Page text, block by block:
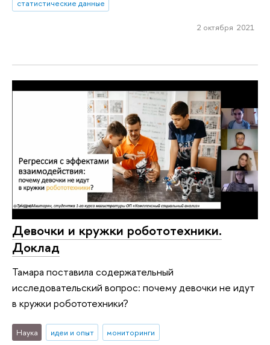
статистические данные
2 октября 2021
Девочки и кружки робототехники.
Доклад
Тамара поставила содержательный
исследовательский вопрос: почему девочки не идут
в кружки робототехники?
Наука идеи и опыт
мониторинги